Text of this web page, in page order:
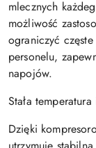
mlecznych
możliwość
ograniczyć
personelu,
napojów.
Stała
Dzięki